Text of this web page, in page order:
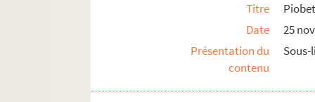
5839. Thiébaud, Emile
5841. Tresch, Georges Albert
6279. Vailloux
Titre
Date
25
Présentation du
contenu
Sous-